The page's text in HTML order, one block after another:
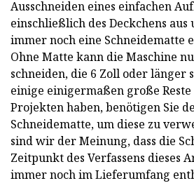
Ausschneiden eines einfachen
einschließlich des Deckchens aus
immer noch eine Schneidematte
Ohne Matte kann die Maschine
schneiden, die 6 Zoll oder länger
einige einigermaßen große Reste
Projekten haben, benötigen Sie
Schneidematte, um diese zu
sind wir der Meinung, dass die
Zeitpunkt des Verfassens dieses
immer noch im Lieferumfang